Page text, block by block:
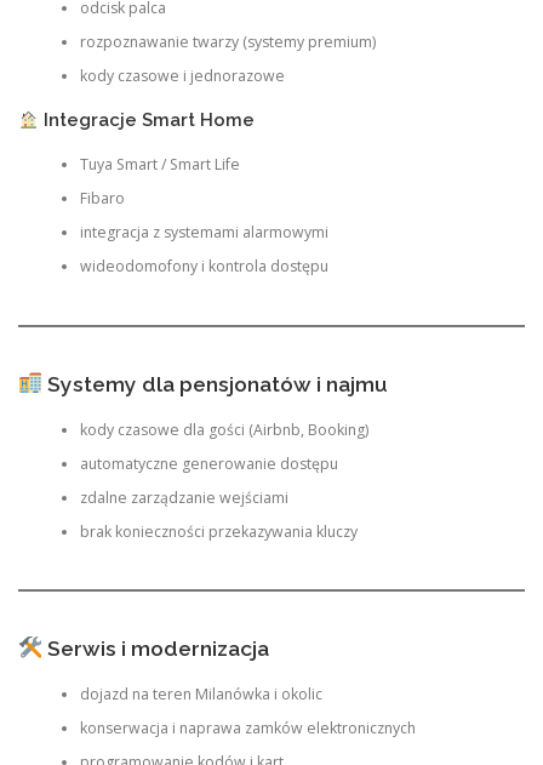
odcisk palca
rozpoznawanie twarzy (systemy premium)
kody czasowe i jednorazowe
Integracje Smart Home
Tuya Smart / Smart Life
Fibaro
integracja z systemami alarmowymi
wideodomofony i kontrola dostępu
Systemy dla pensjonatów i najmu
kody czasowe dla gości (Airbnb, Booking)
automatyczne generowanie dostępu
zdalne zarządzanie wejściami
brak konieczności przekazywania kluczy
Serwis i modernizacja
dojazd na teren Milanówka i okolic
konserwacja i naprawa zamków elektronicznych